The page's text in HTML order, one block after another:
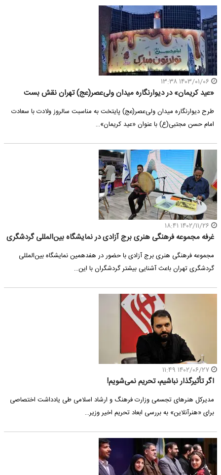
«عید کریمان» در دیوارنگاره میدان ولی‌عصر(عج) تهران نقش بست
طرح دیوارنگاره میدان ولی‌عصر(عج) پایتخت به مناسبت سالروز ولادت با سعادت
امام حسن‌ مجتبی(ع) با عنوان «عید کریمان»…
غرفه مجموعه فرهنگی هنری برج آزادی در نمایشگاه بین‌المللی گردشگری
مجموعه فرهنگی هنری برج آزادی با حضور در هفدهمین نمایشگاه بین‌المللی
گردشگری تهران باعث آشنایی بیشتر گردشگران با این…
اگر تأثیرگذار نباشیم، تحریم نمی‌شویم!
مدیرکل هنرهای تجسمی وزارت فرهنگ و ارشاد اسلامی طی یادداشت اختصاصی
برای «هنرآنلاین» به بررسی ابعاد تحریم اخیر وزیر…